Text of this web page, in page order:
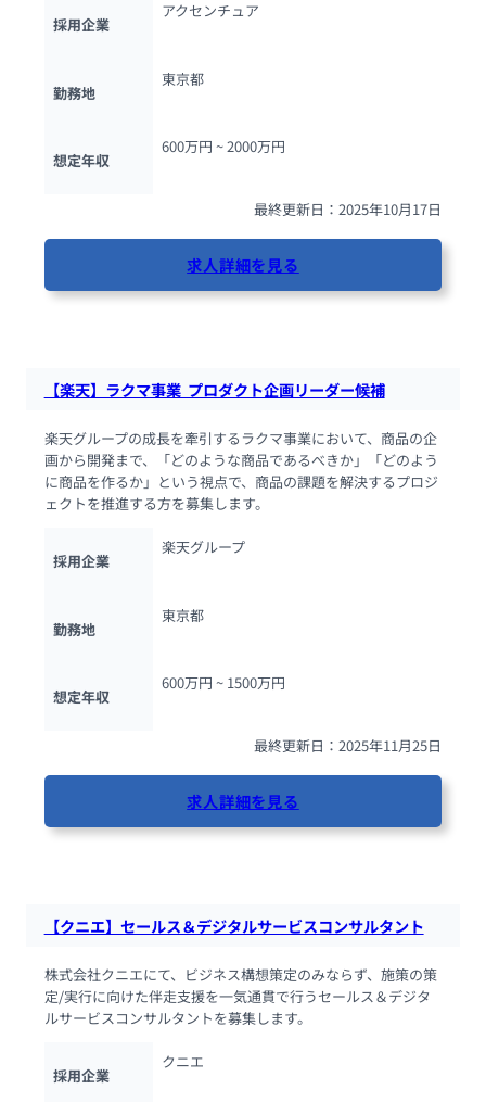
採用企業
アクセンチュア
勤務地
東京都
想定年収
600万円 ~ 2000万円
最終更新日：2025年10月17日
求人詳細を見る
【楽天】ラクマ事業  プロダクト企画リーダー候補
楽天グループの成長を牽引するラクマ事業において、商品の企
画から開発まで、「どのような商品であるべきか」「どのよう
に商品を作るか」という視点で、商品の課題を解決するプロジ
ェクトを推進する方を募集します。
採用企業
楽天グループ
勤務地
東京都
想定年収
600万円 ~ 1500万円
最終更新日：2025年11月25日
求人詳細を見る
【クニエ】セールス＆デジタルサービスコンサルタント
株式会社クニエにて、ビジネス構想策定のみならず、施策の策
定/実行に向けた伴走支援を一気通貫で行うセールス＆デジタ
ルサービスコンサルタントを募集します。
採用企業
クニエ